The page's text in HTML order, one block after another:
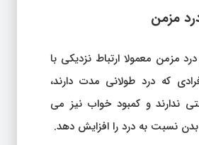
مزمن
مزمن معمولا ارتباط نزدیکی با
که درد طولانی مدت دارند،
ندارند و کمبود خواب نیز می
نسبت به درد را افزایش دهد.